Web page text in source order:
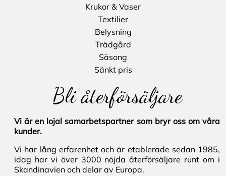
Krukor & Vaser
Textilier
Belysning
Trädgård
Säsong
Sänkt pris
Bli återförsäljare
Vi är en lojal samarbetspartner som bryr oss om våra
kunder.
Vi har lång erfarenhet och är etablerade sedan 1985,
idag har vi över 3000 nöjda återförsäljare runt om i
Skandinavien och delar av Europa.